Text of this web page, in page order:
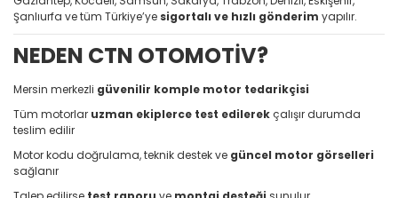
Şanlıurfa ve tüm Türkiye’ye sigortalı ve hızlı gönderim yapılır.
NEDEN CTN OTOMOTİV?
Mersin merkezli güvenilir komple motor tedarikçisi
Tüm motorlar uzman ekiplerce test edilerek çalışır durumda
teslim edilir
Motor kodu doğrulama, teknik destek ve güncel motor görselleri
sağlanır